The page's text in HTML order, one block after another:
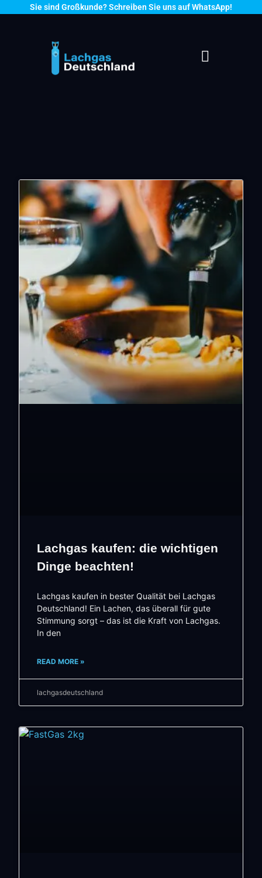
Sie sind Großkunde? Schreiben Sie uns auf WhatsApp!
Lachgas kaufen: die wichtigen
Dinge beachten!
Lachgas kaufen in bester Qualität bei Lachgas
Deutschland! Ein Lachen, das überall für gute
Stimmung sorgt – das ist die Kraft von Lachgas.
In den
READ MORE »
lachgasdeutschland